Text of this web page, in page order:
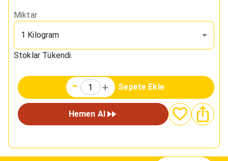
Miktar
1 Kilogram
Stoklar Tükendi.
- + Sepete Ekle
Hemen Al